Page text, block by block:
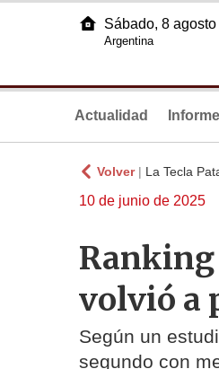
Sábado, 8
Argentina
Actualidad
Volver| La Tecla
10 de junio de 2025
Ranking
volvió a
Según un
segundo con